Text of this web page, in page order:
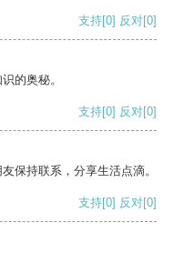
支持[0] 反对[0]
的奥秘。
支持[0] 反对[0]
保持联系，分享生活点滴。
支持[0] 反对[0]